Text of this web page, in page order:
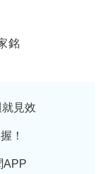
銘
見效
！
APP